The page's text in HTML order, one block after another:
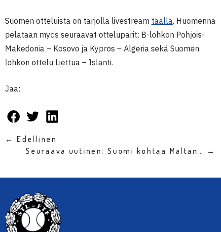
Suomen otteluista on tarjolla livestream täällä. Huomenna
pelataan myös seuraavat otteluparit: B-lohkon Pohjois-
Makedonia – Kosovo ja Kypros – Algeria sekä Suomen
lohkon ottelu Liettua – Islanti.
Jaa:
← Edellinen
Seuraava uutinen: Suomi kohtaa Maltan… →